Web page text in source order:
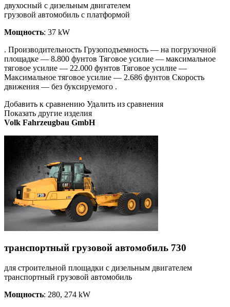
двухосный с дизельным двигателем
грузовой автомобиль с платформой
Мощность: 37 kW
. Производительность Грузоподъемность — на погрузочной
площадке — 8.800 фунтов Тяговое усилие — максимальное
тяговое усилие — 22.000 фунтов Тяговое усилие —
Максимальное тяговое усилие — 2.686 фунтов Скорость
движения — без буксируемого .
Добавить к сравнению Удалить из сравнения
Показать другие изделия
Volk Fahrzeugbau GmbH
транспортный грузовой автомобиль 730
для строительной площадки с дизельным двигателем
транспортный грузовой автомобиль
Мощность: 280, 274 kW